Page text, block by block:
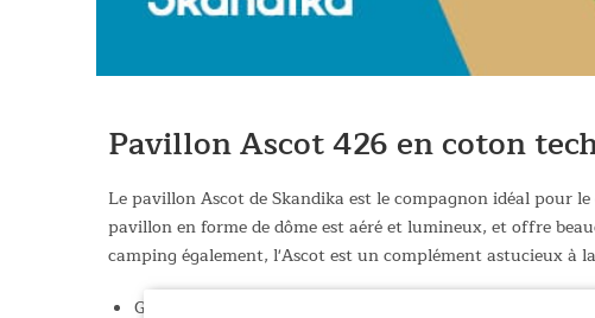
Pavillon Ascot 426 en coton
Le pavillon Ascot de Skandika est le compagnon idéal pour
pavillon en forme de dôme est aéré et lumineux, et offre
camping également, l'Ascot est un complément astucieux à
Grande tonnelle en coton technique innovant, idéale pour